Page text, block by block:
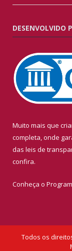
DESENVOLVIDO
Muito mais que
completa, onde
das leis de
confira.
Conheça o
Todos os